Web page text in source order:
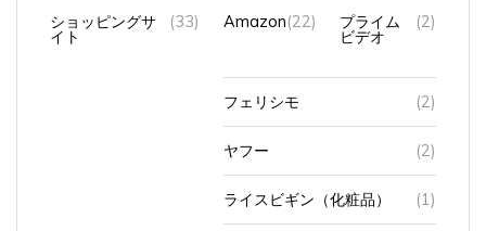
ショッピングサ
イト
(33) Amazon (22) プライム
ビデオ
(2)
フェリシモ (2)
ヤフー (2)
ライスビギン（化粧品） (1)